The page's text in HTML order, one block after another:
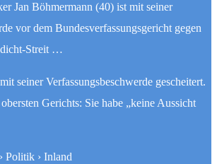
Jan Böhmermann (40) ist mit seiner
vor dem Bundesverfassungsgericht gegen
Streit …
seiner Verfassungsbeschwerde gescheitert.
Gerichts: Sie habe „keine Aussicht
Politik › Inland